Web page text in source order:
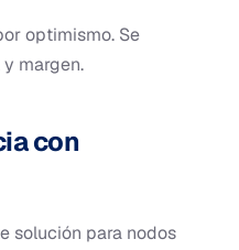
optimismo. Se
margen.
con
solución para nodos